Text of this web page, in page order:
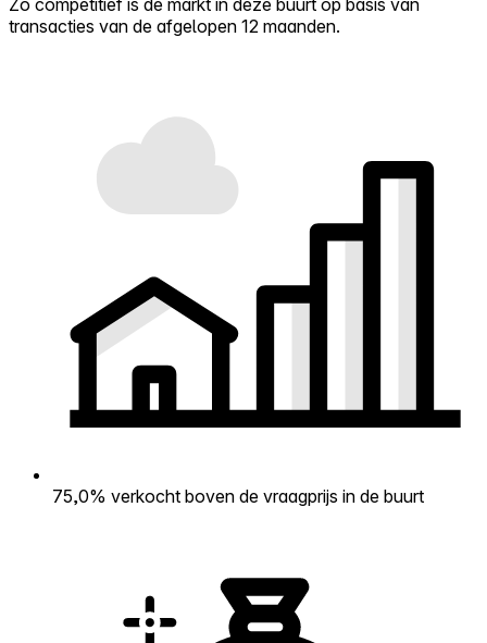
transacties van de afgelopen 12 maanden.
75,0% verkocht boven de vraagprijs in de buurt